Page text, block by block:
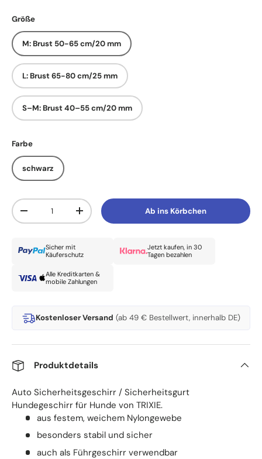
Größe
M: Brust 50-65 cm/20 mm
L: Brust 65-80 cm/25 mm
S–M: Brust 40–55 cm/20 mm
Farbe
schwarz
Anzahl
Menge verringernMenge erhöhen Ab ins Körbchen
Sicher mit
Käuferschutz
Jetzt kaufen, in 30
Tagen bezahlen
Alle Kreditkarten &
mobile Zahlungen
Kostenloser Versand (ab 49 € Bestellwert, innerhalb DE)
Produktdetails
Auto Sicherheitsgeschirr / Sicherheitsgurt
Hundegeschirr für Hunde von TRIXIE.
aus festem, weichem Nylongewebe
besonders stabil und sicher
auch als Führgeschirr verwendbar